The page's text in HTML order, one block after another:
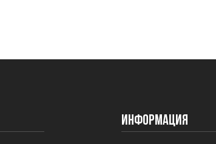
Информация